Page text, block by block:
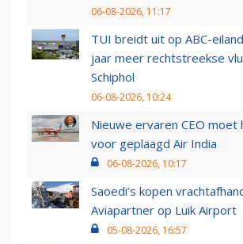
06-08-2026, 11:17
TUI breidt uit op ABC-
jaar meer rechtstreekse
Schiphol
06-08-2026, 10:24
Nieuwe ervaren CEO moet
voor geplaagd Air India
06-08-2026, 10:17
Saoedi’s kopen
Aviapartner op Luik Airport
05-08-2026, 16:57